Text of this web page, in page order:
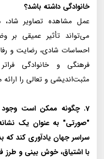
خانوادگی داشته باشد؟
عمل مشاهده تصاویر
می‌تواند تأثیر عمیقی بر
احساسات شادی، رضایت و
فرهنگی و خانوادگی
مثبت‌اندیشی و تعالی را
7. چگونه ممکن است
"صورتی" به عنوان یک
سراسر جهان یادآوری کند که
با اشتیاق، خوش بینی و طرز